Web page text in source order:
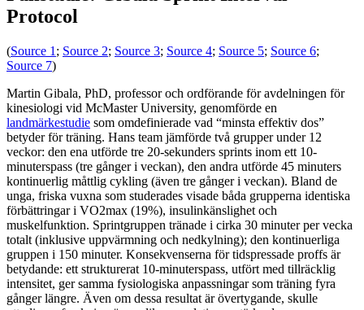
Protocol
(Source 1 ; Source 2; Source 3; Source 4; Source 5; Source 6;
Source 7)
Martin Gibala, PhD, professor och ordförande för avdelningen för
kinesiologi vid McMaster University, genomförde en
landmärkestudie som omdefinierade vad “minsta effektiv dos”
betyder för träning. Hans team jämförde två grupper under 12
veckor: den ena utförde tre 20-sekunders sprints inom ett 10-
minuterspass (tre gånger i veckan), den andra utförde 45 minuters
kontinuerlig måttlig cykling (även tre gånger i veckan). Bland de
unga, friska vuxna som studerades visade båda grupperna identiska
förbättringar i VO2max (19%), insulinkänslighet och
muskelfunktion. Sprintgruppen tränade i cirka 30 minuter per vecka
totalt (inklusive uppvärmning och nedkylning); den kontinuerliga
gruppen i 150 minuter. Konsekvenserna för tidspressade proffs är
betydande: ett strukturerat 10-minuterspass, utfört med tillräcklig
intensitet, ger samma fysiologiska anpassningar som träning fyra
gånger längre. Även om dessa resultat är övertygande, skulle